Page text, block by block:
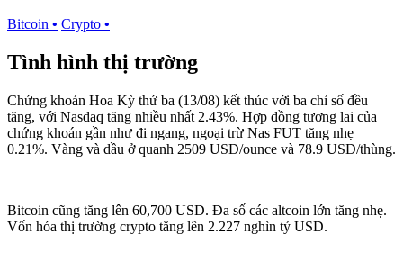
Bitcoin • Crypto •
Tình hình thị trường
Chứng khoán Hoa Kỳ thứ ba (13/08) kết thúc với ba chỉ số đều
tăng, với Nasdaq tăng nhiều nhất 2.43%. Hợp đồng tương lai của
chứng khoán gần như đi ngang, ngoại trừ Nas FUT tăng nhẹ
0.21%. Vàng và dầu ở quanh 2509 USD/ounce và 78.9 USD/thùng.
Bitcoin cũng tăng lên 60,700 USD. Đa số các altcoin lớn tăng nhẹ.
Vốn hóa thị trường crypto tăng lên 2.227 nghìn tỷ USD.